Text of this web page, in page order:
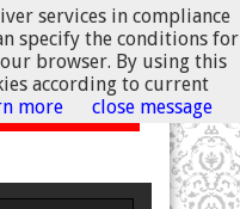
services in compliance
specify the conditions for
browser. By using this
according to current
more close message